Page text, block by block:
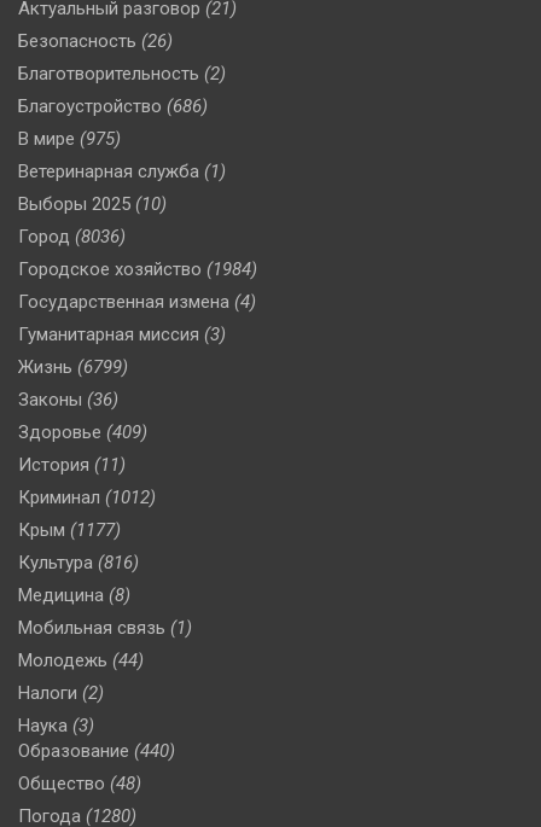
Актуальный разговор (21)
Безопасность (26)
Благотворительность (2)
Благоустройство (686)
В мире (975)
Ветеринарная служба (1)
Выборы 2025 (10)
Город (8036)
Городское хозяйство (1984)
Государственная измена (4)
Гуманитарная миссия (3)
Жизнь (6799)
Законы (36)
Здоровье (409)
История (11)
Криминал (1012)
Крым (1177)
Культура (816)
Медицина (8)
Мобильная связь (1)
Молодежь (44)
Налоги (2)
Наука (3)
Образование (440)
Общество (48)
Погода (1280)